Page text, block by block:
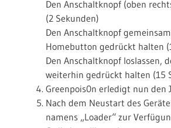
Den Anschaltknopf (oben
(2 Sekunden)
Den Anschaltknopf
Homebutton gedrückt halten
Den Anschaltknopf loslassen,
weiterhin gedrückt halten (15
Greenpois0n erledigt nun den
Nach dem Neustart des
namens „Loader“ zur